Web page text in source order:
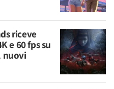
riceve
e 60 fps su
nuovi